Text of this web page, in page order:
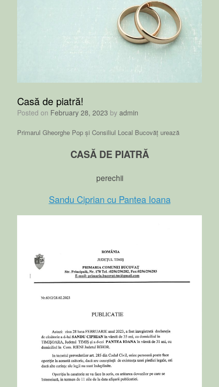
Casă de piatră!
Posted on February 28, 2023 by admin
Primarul Gheorghe Pop și Consiliul Local Bucovăț urează
CASĂ DE PIATRĂ
perechii
Sandu Ciprian cu Pantea Ioana